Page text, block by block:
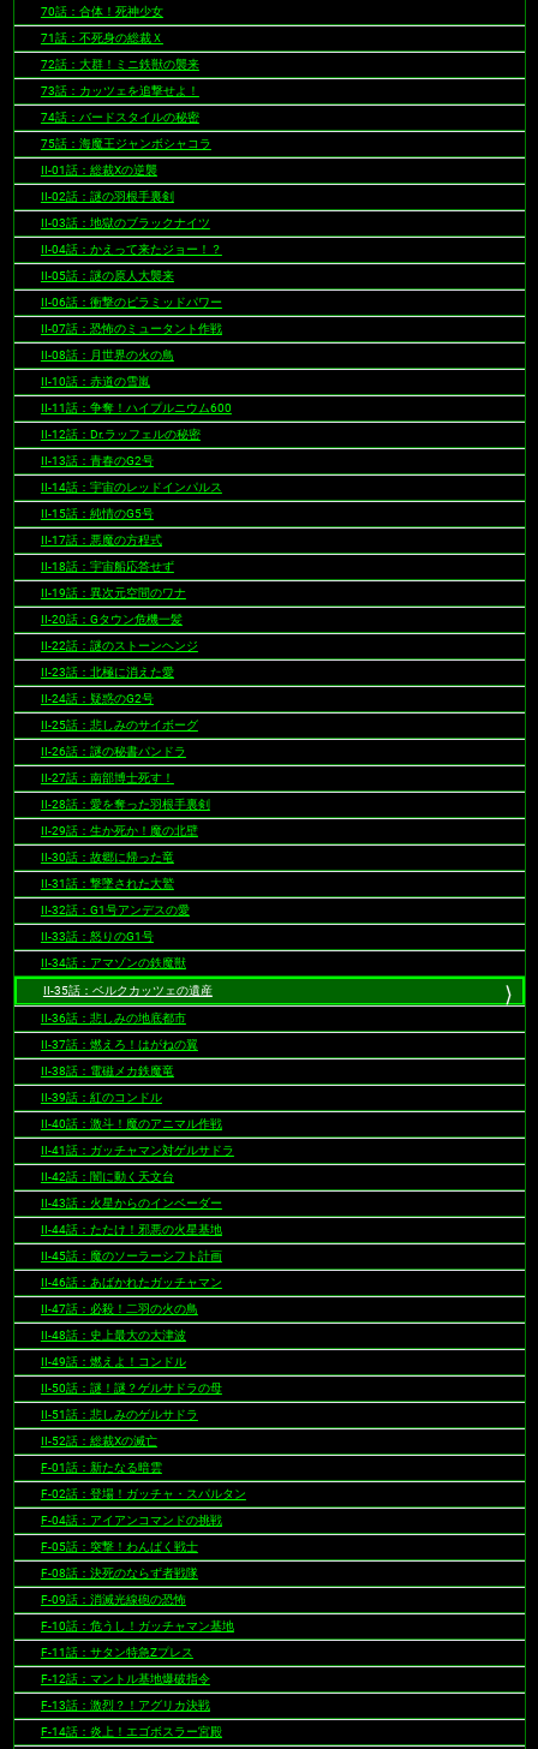
70話：合体！死神少女
71話：不死身の総裁Ｘ
72話：大群！ミニ鉄獣の襲来
73話：カッツェを追撃せよ！
74話：バードスタイルの秘密
75話：海魔王ジャンボシャコラ
II-01話：総裁Xの逆襲
II-02話：謎の羽根手裏剣
II-03話：地獄のブラックナイツ
II-04話：かえって来たジョー！？
II-05話：謎の原人大襲来
II-06話：衝撃のピラミッドパワー
II-07話：恐怖のミュータント作戦
II-08話：月世界の火の鳥
II-10話：赤道の雪嵐
II-11話：争奪！ハイプルニウム600
II-12話：Dr.ラッフェルの秘密
II-13話：青春のG2号
II-14話：宇宙のレッドインパルス
II-15話：純情のG5号
II-17話：悪魔の方程式
II-18話：宇宙船応答せず
II-19話：異次元空間のワナ
II-20話：Gタウン危機一髪
II-22話：謎のストーンヘンジ
II-23話：北極に消えた愛
II-24話：疑惑のG2号
II-25話：悲しみのサイボーグ
II-26話：謎の秘書パンドラ
II-27話：南部博士死す！
II-28話：愛を奪った羽根手裏剣
II-29話：生か死か！魔の北壁
II-30話：故郷に帰った竜
II-31話：撃墜された大鷲
II-32話：G1号アンデスの愛
II-33話：怒りのG1号
II-34話：アマゾンの鉄魔獣
II-35話：ベルクカッツェの遺産
II-36話：悲しみの地底都市
II-37話：燃えろ！はがねの翼
II-38話：電磁メカ鉄魔竜
II-39話：紅のコンドル
II-40話：激斗！魔のアニマル作戦
II-41話：ガッチャマン対ゲルサドラ
II-42話：闇に動く天文台
II-43話：火星からのインベーダー
II-44話：たたけ！邪悪の火星基地
II-45話：魔のソーラーシフト計画
II-46話：あばかれたガッチャマン
II-47話：必殺！二羽の火の鳥
II-48話：史上最大の大津波
II-49話：燃えよ！コンドル
II-50話：謎！謎？ゲルサドラの母
II-51話：悲しみのゲルサドラ
II-52話：総裁Xの滅亡
F-01話：新たなる暗雲
F-02話：登場！ガッチャ・スパルタン
F-04話：アイアンコマンドの挑戦
F-05話：突撃！わんぱく戦士
F-08話：決死のならず者戦隊
F-09話：消滅光線砲の恐怖
F-10話：危うし！ガッチャマン基地
F-11話：サタン特急Zプレス
F-12話：マントル基地爆破指令
F-13話：激烈？！アグリカ決戦
F-14話：炎上！エゴボスラー宮殿